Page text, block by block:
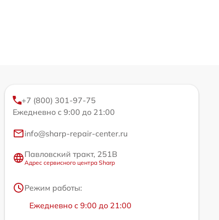
+7 (800) 301-97-75
Ежедневно с 9:00 до 21:00
info@sharp-repair-center.ru
Павловский тракт, 251В
Адрес сервисного центра Sharp
Режим работы:
Ежедневно с 9:00 до 21:00